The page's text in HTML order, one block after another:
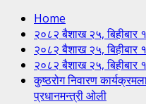
Home
२०८२ बैशाख २५, बिहीबार
२०८२ बैशाख २५, बिहीबार
२०८२ बैशाख २५, बिहीबार
कुष्ठरोग निवारण
प्रधानमन्त्री ओली